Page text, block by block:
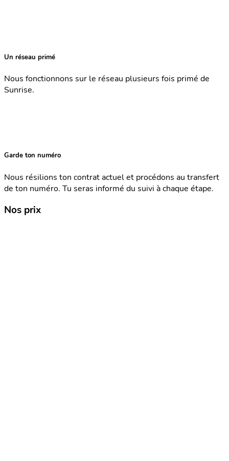
Un réseau primé
Nous fonctionnons sur le réseau plusieurs fois primé de
Sunrise.
Garde ton numéro
Nous résilions ton contrat actuel et procédons au transfert
de ton numéro. Tu seras informé du suivi à chaque étape.
Nos prix